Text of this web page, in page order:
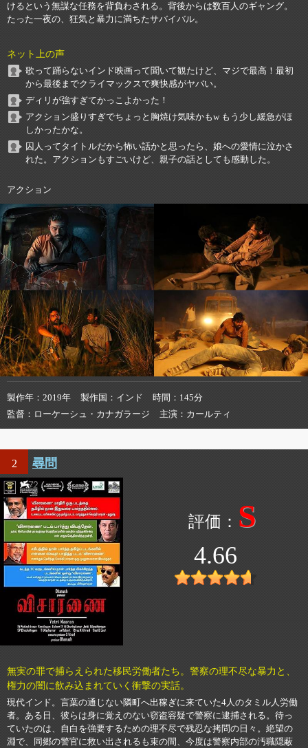
けるという無謀な任務を背負わされる。背後からは数百人のギャング。
たった一夜の、狂気と暴力に満ちたサバイバル。
ネット上の声
歌って踊らないインド映画って聞いて観たけど、マジで最高！最初
から最後までクライマックスで爽快感がヤバい。
ディリが強すぎてかっこよかった！
アクション盛りすぎでちょっと胸焼け気味かもw もう少し緩急がほ
しかったかな。
囚人ってタイトルだから怖い話かと思ったら、娘への愛情に泣かさ
れた。アクションもすごいけど、親子の話としても感動した。
アクション
製作年 2019年 製作国 インド 時間
145分
監督
ローケーシュ・カナガラージ 主演 カールティ
2 尋問
S
4.66
無実の罪で捕らえられた移民労働者たち。警察の理不尽な暴力と、
権力の闇に飲み込まれていく衝撃の実話。
現代インド。言葉の通じない隣町へ出稼ぎに来ていた4人のタミル人労働
者。ある日、彼らは身に覚えのない窃盗容疑で警察に逮捕される。待っ
ていたのは、自白を強要するための理不尽で残忍な拷問の日々。絶望の
淵で、同郷の警官に救い出されるも束の間、今度は警察内部の汚職隠蔽